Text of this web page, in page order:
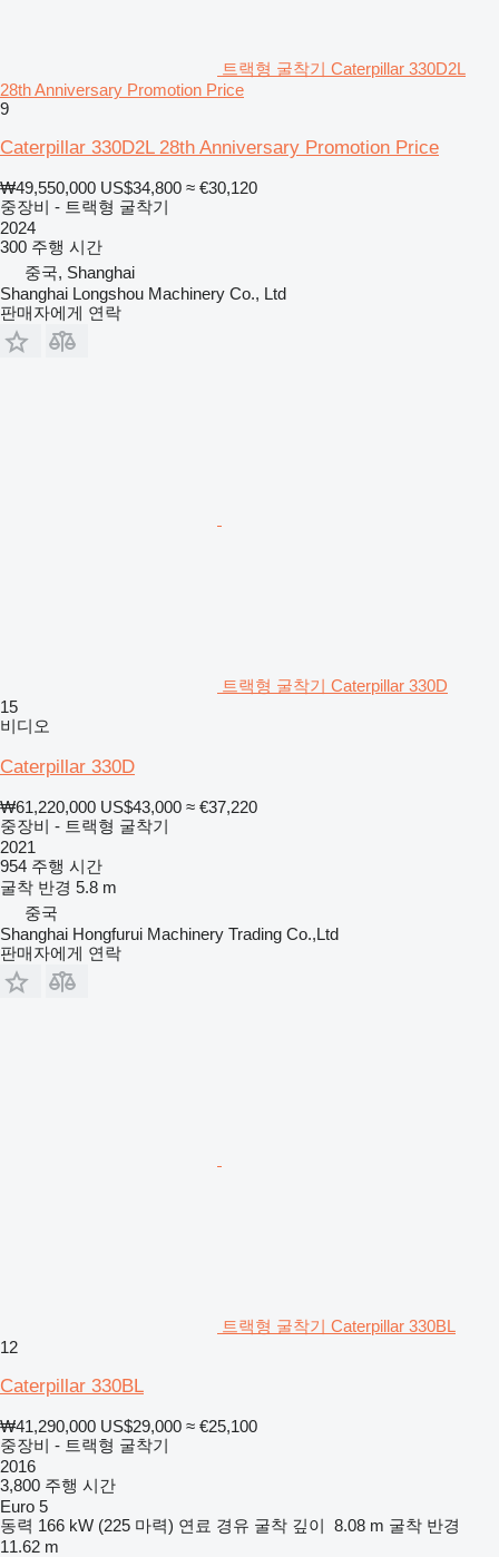
트랙형 굴착기 Caterpillar 330D2L
28th Anniversary Promotion Price
9
Caterpillar 330D2L 28th Anniversary Promotion Price
₩49,550,000 US$34,800 ≈ €30,120
중장비 - 트랙형 굴착기
2024
300 주행 시간
중국, Shanghai
Shanghai Longshou Machinery Co., Ltd
판매자에게 연락
트랙형 굴착기 Caterpillar 330D
15
비디오
Caterpillar 330D
₩61,220,000 US$43,000 ≈ €37,220
중장비 - 트랙형 굴착기
2021
954 주행 시간
굴착 반경 5.8 m
중국
Shanghai Hongfurui Machinery Trading Co.,Ltd
판매자에게 연락
트랙형 굴착기 Caterpillar 330BL
12
Caterpillar 330BL
₩41,290,000 US$29,000 ≈ €25,100
중장비 - 트랙형 굴착기
2016
3,800 주행 시간
Euro 5
동력 166 kW (225 마력) 연료 경유 굴착 깊이 8.08 m 굴착 반경
11.62 m